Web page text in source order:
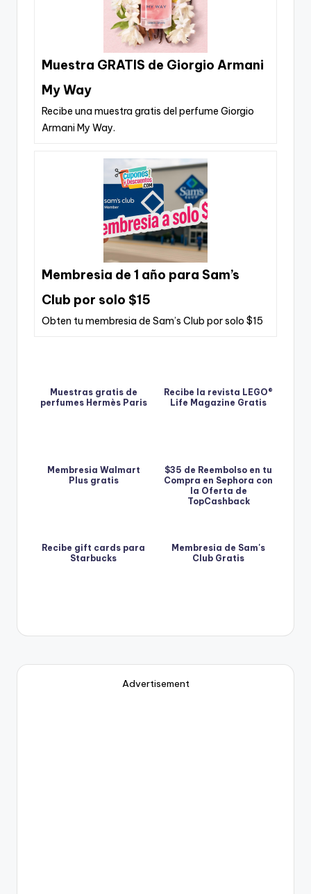
Muestra GRATIS de Giorgio Armani
My Way
Recibe una muestra gratis del perfume Giorgio
Armani My Way.
Membresia de 1 año para Sam’s
Club por solo $15
Obten tu membresia de Sam’s Club por solo $15
Muestras gratis de
perfumes Hermès Paris
Recibe la revista LEGO®
Life Magazine Gratis
Membresia Walmart
Plus gratis
$35 de Reembolso en tu
Compra en Sephora con
la Oferta de
TopCashback
Recibe gift cards para
Starbucks
Membresia de Sam's
Club Gratis
Advertisement